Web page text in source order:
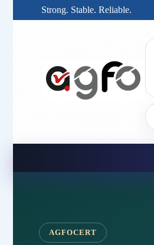
Strong. Stable. Reliable.
AGFOCERT